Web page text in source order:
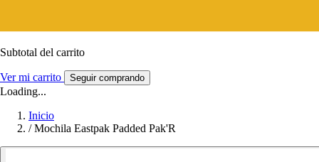
Subtotal del carrito
Ver mi carrito Seguir comprando
Loading...
Inicio
/ Mochila Eastpak Padded Pak'R